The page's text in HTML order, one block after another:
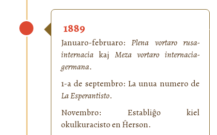
1889
Januaro-februaro:Plena vortaro rusa-
internacia kaj Meza vortaro internacia-
germana.
1-a de septembro: La unua numero de
La Esperantisto.
Novembro: Establiĝo kiel
okulkuracisto en Ĥerson.